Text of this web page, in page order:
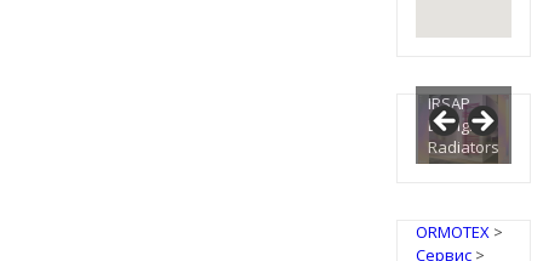
IRSAP
Design
Radiators
ORMOTEX>
Сервис>